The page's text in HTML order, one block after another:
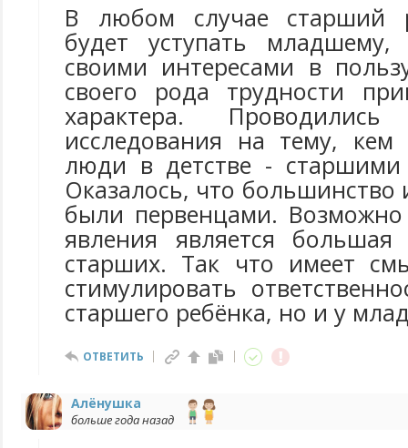
В любом случае старший
будет уступать младшему,
своими интересами в
своего рода трудности
характера. Проводились
исследования на тему, кем
люди в детстве -
Оказалось, что большинство
были первенцами.
явления является большая
старших. Так что имеет
стимулировать
старшего ребёнка, но и у
ОТВЕТИТЬ
Алёнушка
больше года назад